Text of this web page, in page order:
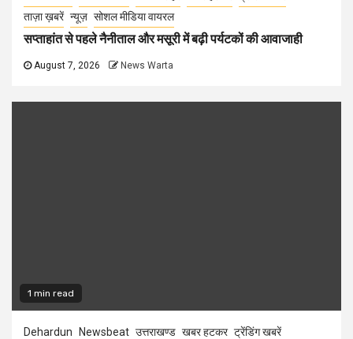
ताज़ा ख़बरें न्यूज़ सोशल मीडिया वायरल
सप्ताहांत से पहले नैनीताल और मसूरी में बढ़ी पर्यटकों की आवाजाही
August 7, 2026 News Warta
1 min read
Dehardun Newsbeat उत्तराखण्ड खबर हटकर ट्रेंडिंग खबरें